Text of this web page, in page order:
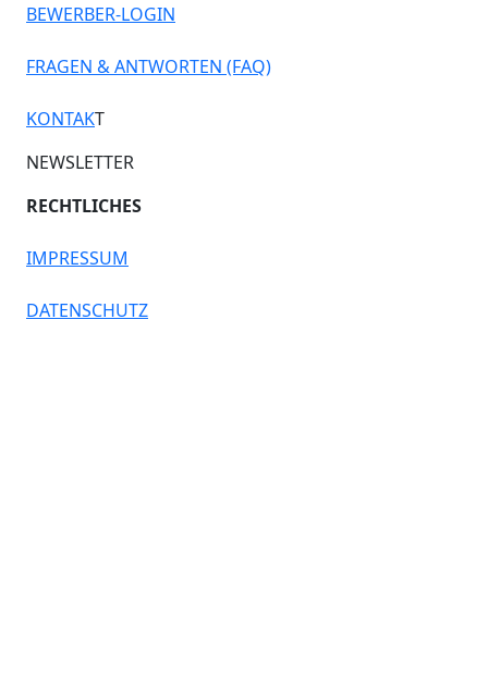
BEWERBER-LOGIN
FRAGEN & ANTWORTEN (FAQ)
KONTAKT
NEWSLETTER
RECHTLICHES
IMPRESSUM
DATENSCHUTZ